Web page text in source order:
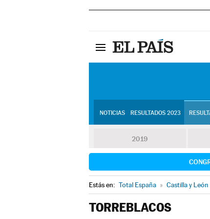
NOTICIAS RESULTADOS 2023
2019
Estás en: Total España » Castilla y León
TORREBLACOS